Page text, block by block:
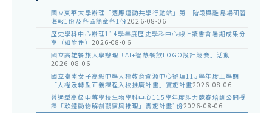
國立東華大學辦理「適應運動共學行動站」第二階段與離島場研習
海報1份及各區簡章各1份2026-08-06
歷史學科中心辦理114學年度歷史學科中心線上讀書會暑期成果分
享（如附件） 2026-08-06
國立高雄餐旅大學辦理「AI+智慧餐飲LOGO設計競賽」活動
2026-08-06
國立臺南女子高級中學人權教育資源中心辦理115學年度上學期
「人權及轉型正義課程入校推廣計畫」實施計畫2026-08-06
普通型高級中等學校生物學科中心115學年度能力競賽培訓公開授
課「軟體動物解剖觀察與推理」實施計畫1份2026-08-06